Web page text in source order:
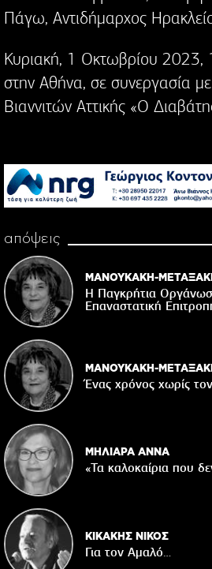
Πάγω, Αντιδήμαρχος
Κυριακή, 1 Οκτωβρίου
στην Αθήνα, σε συνεργασία
Βιαννιτών Αττικής «Ο
απόψεις
ΜΑΝΟΥΚΑΚΗ-
Η Παγκρήτια
Επαναστατική
ΜΑΝΟΥΚΑΚΗ-
Ένας χρόνος χωρίς
ΜΗΛΙΑΡΑ ΑΝΝΑ
«Τα καλοκαίρια που
ΚΙΚΑΚΗΣ ΝΙΚΟΣ
Για τον Αμαλό…